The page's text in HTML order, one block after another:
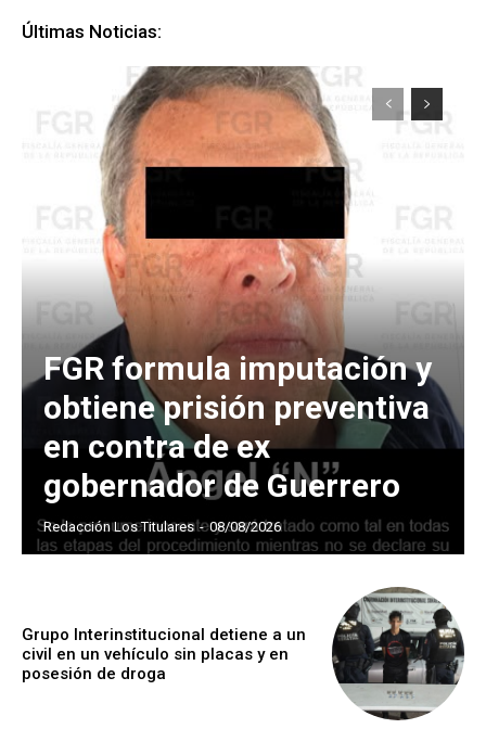
Últimas Noticias:
FGR formula imputación y
obtiene prisión preventiva
en contra de ex
gobernador de Guerrero
Redacción Los Titulares - 08/08/2026
Grupo Interinstitucional detiene a un
civil en un vehículo sin placas y en
posesión de droga